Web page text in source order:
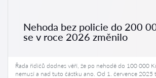
Nehoda bez policie do 200
se v roce 2026 změnilo
Řada řidičů dodnes věří, že po nehodě do 100 000
nemusí a nad tuto částku ano. Od 1. července